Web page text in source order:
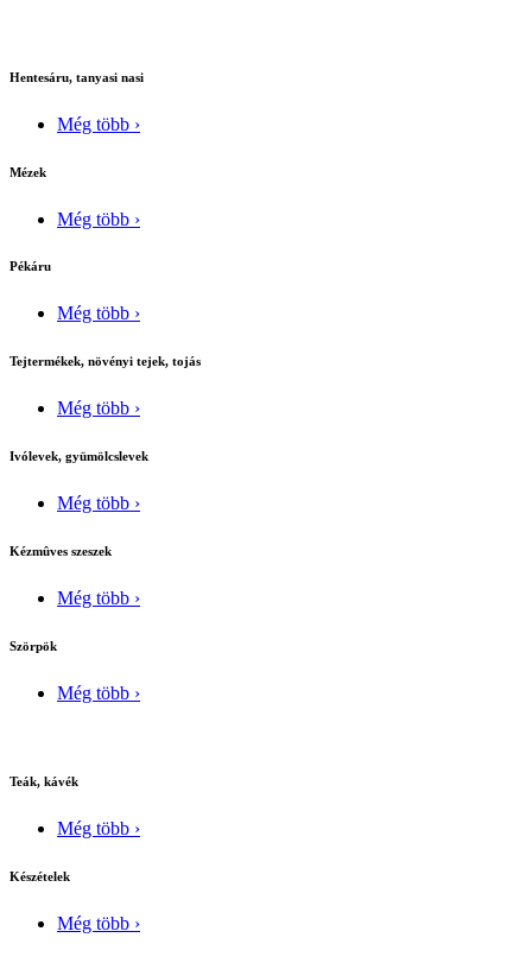
Hentesáru, tanyasi nasi
Még több ›
Mézek
Még több ›
Pékáru
Még több ›
Tejtermékek, növényi tejek, tojás
Még több ›
Ivólevek, gyümölcslevek
Még több ›
Kézmûves szeszek
Még több ›
Szörpök
Még több ›
Teák, kávék
Még több ›
Készételek
Még több ›